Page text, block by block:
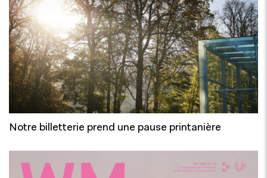
Notre billetterie prend une pause printanière